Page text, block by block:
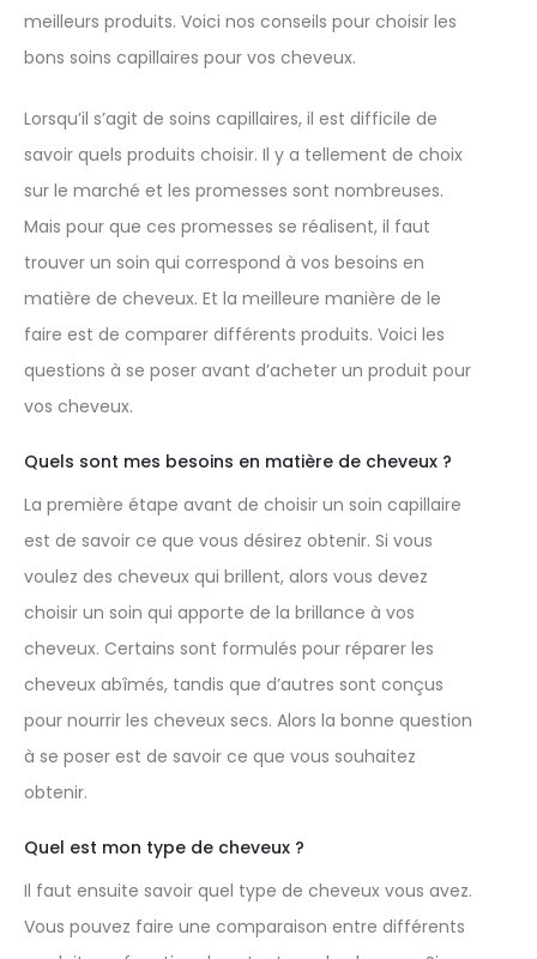
meilleurs produits. Voici nos conseils pour choisir les
bons soins capillaires pour vos cheveux.
Lorsqu’il s’agit de soins capillaires, il est difficile de
savoir quels produits choisir. Il y a tellement de choix
sur le marché et les promesses sont nombreuses.
Mais pour que ces promesses se réalisent, il faut
trouver un soin qui correspond à vos besoins en
matière de cheveux. Et la meilleure manière de le
faire est de comparer différents produits. Voici les
questions à se poser avant d’acheter un produit pour
vos cheveux.
Quels sont mes besoins en matière de cheveux ?
La première étape avant de choisir un soin capillaire
est de savoir ce que vous désirez obtenir. Si vous
voulez des cheveux qui brillent, alors vous devez
choisir un soin qui apporte de la brillance à vos
cheveux. Certains sont formulés pour réparer les
cheveux abîmés, tandis que d’autres sont conçus
pour nourrir les cheveux secs. Alors la bonne question
à se poser est de savoir ce que vous souhaitez
obtenir.
Quel est mon type de cheveux ?
Il faut ensuite savoir quel type de cheveux vous avez.
Vous pouvez faire une comparaison entre différents